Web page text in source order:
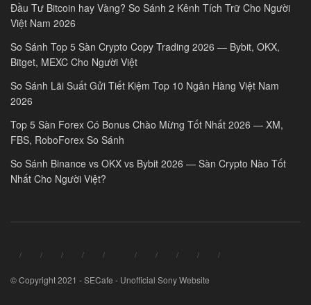
Đầu Tư Bitcoin hay Vàng? So Sánh 2 Kênh Tích Trữ Cho Người
Việt Nam 2026
So Sánh Top 5 Sàn Crypto Copy Trading 2026 — Bybit, OKX,
Bitget, MEXC Cho Người Việt
So Sánh Lãi Suất Gửi Tiết Kiệm Top 10 Ngân Hàng Việt Nam
2026
Top 5 Sàn Forex Có Bonus Chào Mừng Tốt Nhất 2026 — XM,
FBS, RoboForex So Sánh
So Sánh Binance vs OKX vs Bybit 2026 — Sàn Crypto Nào Tốt
Nhất Cho Người Việt?
© Copyright 2021 - SECafe - Unofficial Sony Website